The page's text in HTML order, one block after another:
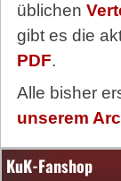
üblichen
gibt es die
PDF.
Alle bisher
unserem
KuK-Fanshop